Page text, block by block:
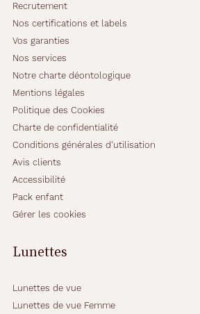
Recrutement
Nos certifications et labels
Vos garanties
Nos services
Notre charte déontologique
Mentions légales
Politique des Cookies
Charte de confidentialité
Conditions générales d'utilisation
Avis clients
Accessibilité
Pack enfant
Gérer les cookies
Lunettes
Lunettes de vue
Lunettes de vue Femme